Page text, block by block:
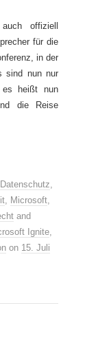
offiziell
für die
in der
sind nun nur
heißt nun
die Reise
Datenschutz,
, Microsoft,
and
Ignite,
on 15. Juli